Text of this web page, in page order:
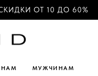
ОТ 10 ДО 60%
МУЖЧИНАМ